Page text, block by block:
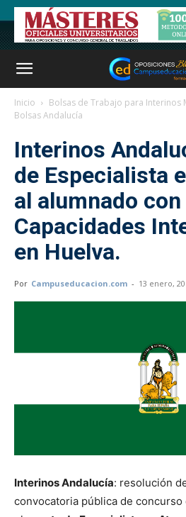
Inicio
Bolsas de Trabajo para Interinos
Bolsas Andalucía
Interinos
de Especialista
al alumnado
Capacidades
en Huelva.
Por Campuseducacion.com - 13 enero,
Interinos Andalucía: resolución
convocatoria pública de